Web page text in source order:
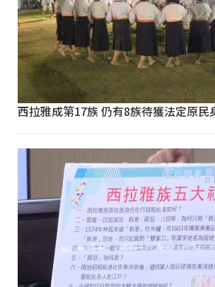
西拉雅成第17族 仍有8族待獲法定原民